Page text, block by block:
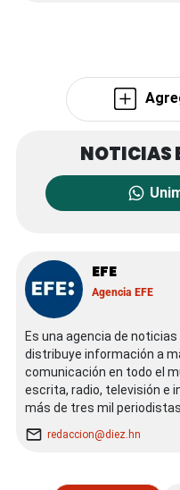
EFE
Agencia EFE
Es una agencia de
distribuye información a
comunicación en todo el
escrita, radio, televisión e
más de tres mil
redaccion@diez.hn